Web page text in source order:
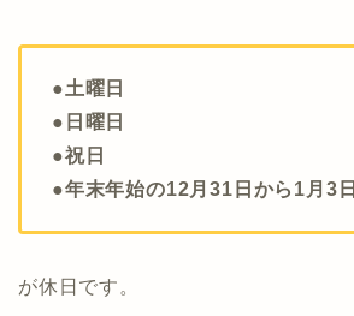
●土曜日
●日曜日
●祝日
●年末年始の12月31日から1月3日
が休日です。